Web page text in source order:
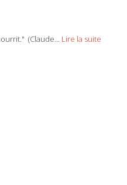
(Claude... Lire la suite